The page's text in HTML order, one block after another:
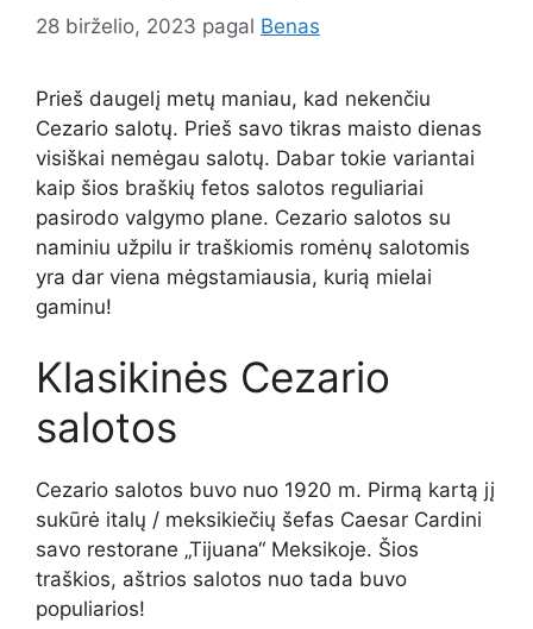
28 birželio, 2023 pagal Benas
Prieš daugelį metų maniau, kad nekenčiu
Cezario salotų. Prieš savo tikras maisto dienas
visiškai nemėgau salotų. Dabar tokie variantai
kaip šios braškių fetos salotos reguliariai
pasirodo valgymo plane. Cezario salotos su
naminiu užpilu ir traškiomis romėnų salotomis
yra dar viena mėgstamiausia, kurią mielai
gaminu!
Klasikinės Cezario
salotos
Cezario salotos buvo nuo 1920 m. Pirmą kartą jį
sukūrė italų / meksikiečių šefas Caesar Cardini
savo restorane „Tijuana“ Meksikoje. Šios
traškios, aštrios salotos nuo tada buvo
populiarios!